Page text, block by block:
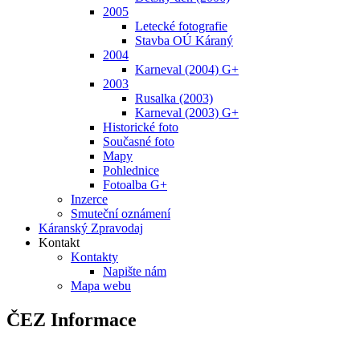
2005
Letecké fotografie
Stavba OÚ Káraný
2004
Karneval (2004) G+
2003
Rusalka (2003)
Karneval (2003) G+
Historické foto
Současné foto
Mapy
Pohlednice
Fotoalba G+
Inzerce
Smuteční oznámení
Káranský Zpravodaj
Kontakt
Kontakty
Napište nám
Mapa webu
ČEZ Informace